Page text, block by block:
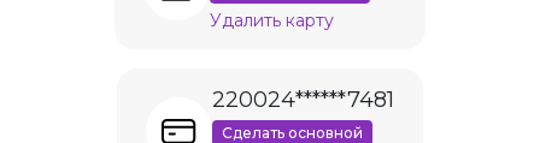
Удалить карту
220024******7481
Сделать основной